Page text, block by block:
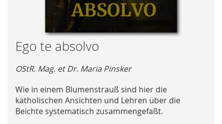
Skip
to
the
beginning
of
the
images
Ego te absolvo
OStR. Mag. et Dr. Maria Pinsker
Wie in einem Blumenstrauß sind hier die
katholischen Ansichten und Lehren über die
Beichte systematisch zusammengefaßt.